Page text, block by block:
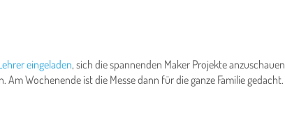
eingeladen, sich die spannenden Maker Projekte anzuschauen
Wochenende ist die Messe dann für die ganze Familie gedacht.